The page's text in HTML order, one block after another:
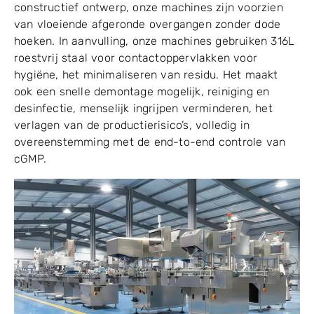
constructief ontwerp, onze machines zijn voorzien
van vloeiende afgeronde overgangen zonder dode
hoeken. In aanvulling, onze machines gebruiken 316L
roestvrij staal voor contactoppervlakken voor
hygiëne, het minimaliseren van residu. Het maakt
ook een snelle demontage mogelijk, reiniging en
desinfectie, menselijk ingrijpen verminderen, het
verlagen van de productierisico’s, volledig in
overeenstemming met de end-to-end controle van
cGMP.